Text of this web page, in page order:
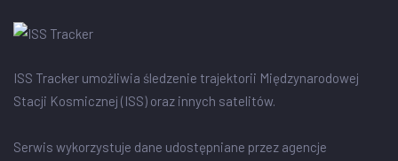
ISS Tracker umożliwia śledzenie trajektorii Międzynarodowej
Stacji Kosmicznej (ISS) oraz innych satelitów.
Serwis wykorzystuje dane udostępniane przez agencje